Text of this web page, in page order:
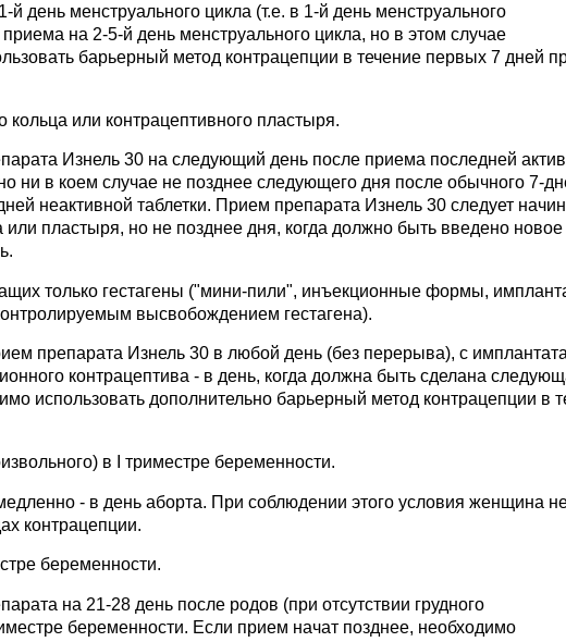
й день менструального цикла (т.е. в 1-й день менструального
на 2-5-й день менструального цикла, но в этом случае
барьерный метод контрацепции в течение первых 7 дней
кольца или контрацептивного пластыря.
Изнель 30 на следующий день после приема последней
ни в коем случае не позднее следующего дня после обычного 7-
неактивной таблетки. Прием препарата Изнель 30 следует
или пластыря, но не позднее дня, когда должно быть введено новое
только гестагены ("мини-пили", инъекционные формы,
высвобождением гестагена).
препарата Изнель 30 в любой день (без перерыва), с
контрацептива - в день, когда должна быть сделана
использовать дополнительно барьерный метод контрацепции в
в I триместре беременности.
- в день аборта. При соблюдении этого условия женщина
контрацепции.
беременности.
на 21-28 день после родов (при отсутствии грудного
беременности. Если прием начат позднее, необходимо